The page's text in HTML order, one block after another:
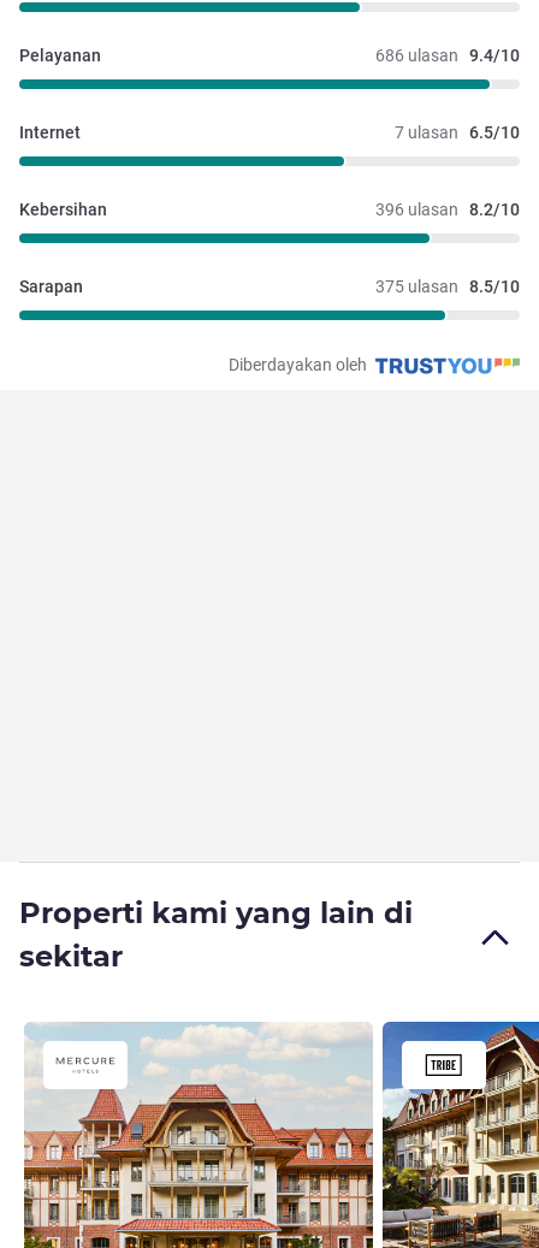
686 ulasan 9.4/10
Pelayanan
7 ulasan 6.5/10
Internet
396 ulasan 8.2/10
Kebersihan
375 ulasan 8.5/10
Sarapan
Diberdayakan oleh
Properti kami yang lain di
sekitar